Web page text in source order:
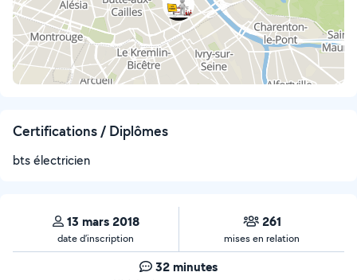
Certifications / Diplômes
bts électricien
13 mars 2018
date d’inscription
261
mises en relation
32 minutes